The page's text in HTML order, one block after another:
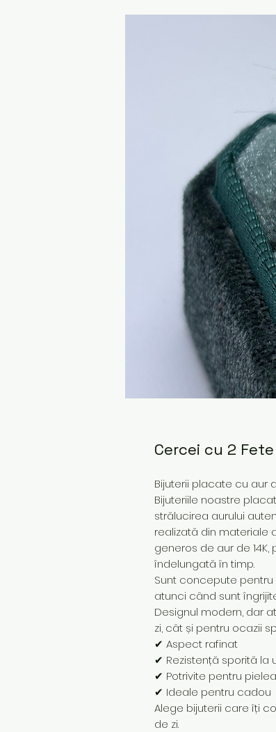
Cercei cu 2
Bijuterii placate cu aur
Bijuteriile noastre
strălucirea aurului
realizată din materiale
generos de aur de
îndelungată în timp.
Sunt concepute pentru
atunci când sunt
Designul modern, dar
zi, cât și pentru ocazii
✔ Aspect rafinat
✔ Rezistență sporită la
✔ Potrivite pentru
✔ Ideale pentru cadou
Alege bijuterii care îți
de zi.